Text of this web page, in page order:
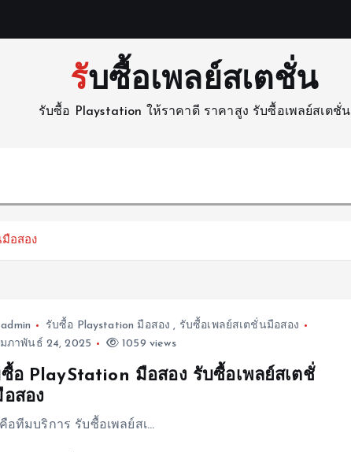
รับซื้อเพลย์สเตชั่น
รับซื้อ Playstation ให้ราคาดี ราคาสูง รับซื้อเพลย์สเตชั่น
อสอง
admin รับซื้อ Playstation มือสอง , รับซื้อเพลย์สเตชั่นมือสอง
ภาพันธ์ 24, 2025
1059 views
อ PlayStation มือสอง รับซื้อเพลย์สเตชั่
สอง
คือทีมบริการ รับซื้อเพลย์สเ…